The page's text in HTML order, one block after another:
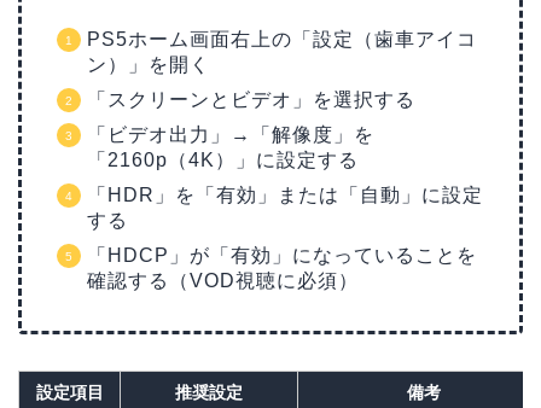
PS5ホーム画面右上の「設定（歯車アイコ
ン）」を開く
「スクリーンとビデオ」を選択する
「ビデオ出力」→「解像度」を
「2160p（4K）」に設定する
「HDR」を「有効」または「自動」に設定
する
「HDCP」が「有効」になっていることを
確認する（VOD視聴に必須）
設定項目 推奨設定 備考